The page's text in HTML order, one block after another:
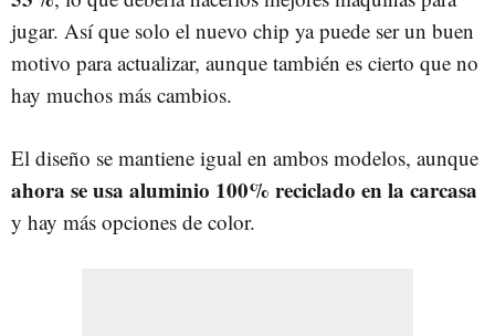
jugar. Así que solo el nuevo chip ya puede ser un buen
motivo para actualizar, aunque también es cierto que no
hay muchos más cambios.
El diseño se mantiene igual en ambos modelos, aunque
ahora se usa aluminio 100% reciclado en la carcasa
y hay más opciones de color.